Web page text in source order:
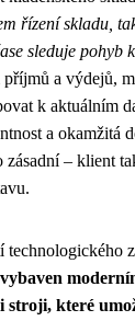
řízení skladu,
sleduje pohyb
a výdejů,
k aktuálním
a okamžitá
– klient
technologického
stroji, které